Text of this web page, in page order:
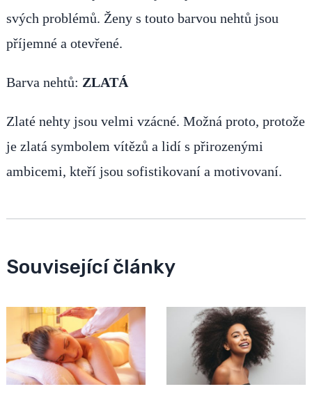
svých problémů. Ženy s touto barvou nehtů jsou
příjemné a otevřené.
Barva nehtů: ZLATÁ
Zlaté nehty jsou velmi vzácné. Možná proto, protože
je zlatá symbolem vítězů a lidí s přirozenými
ambicemi, kteří jsou sofistikovaní a motivovaní.
Související články